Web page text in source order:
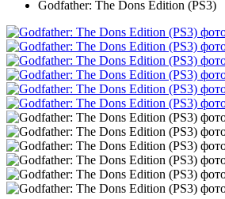
Godfather: The Dons Edition (PS3)
Игрушки ручной работы
Шлем виртуальной реальности Oculus
Видеокарты
Квадрокоптеры
Apple AirPods